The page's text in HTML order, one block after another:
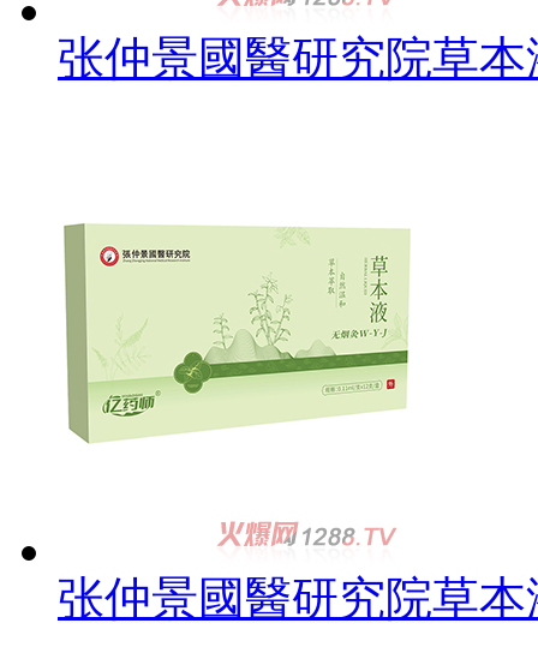
张仲景國醫研究院草
张仲景國醫研究院草